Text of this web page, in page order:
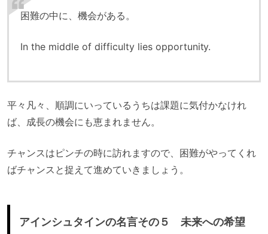
困難の中に、機会がある。
In the middle of difficulty lies opportunity.
平々凡々、順調にいっているうちは課題に気付かなけれ
ば、成長の機会にも恵まれません。
チャンスはピンチの時に訪れますので、困難がやってくれ
ばチャンスと捉えて進めていきましょう。
アインシュタインの名言その５ 未来への希望